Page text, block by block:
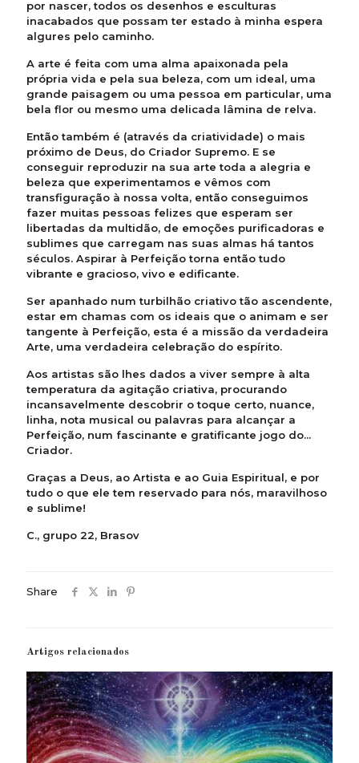
por nascer, todos os desenhos e esculturas
inacabados que possam ter estado à minha espera
algures pelo caminho.
A arte é feita com uma alma apaixonada pela
própria vida e pela sua beleza, com um ideal, uma
grande paisagem ou uma pessoa em particular, uma
bela flor ou mesmo uma delicada lâmina de relva.
Então também é (através da criatividade) o mais
próximo de Deus, do Criador Supremo. E se
conseguir reproduzir na sua arte toda a alegria e
beleza que experimentamos e vêmos com
transfiguração à nossa volta, então conseguimos
fazer muitas pessoas felizes que esperam ser
libertadas da multidão, de emoções purificadoras e
sublimes que carregam nas suas almas há tantos
séculos. Aspirar à Perfeição torna então tudo
vibrante e gracioso, vivo e edificante.
Ser apanhado num turbilhão criativo tão ascendente,
estar em chamas com os ideais que o animam e ser
tangente à Perfeição, esta é a missão da verdadeira
Arte, uma verdadeira celebração do espírito.
Aos artistas são lhes dados a viver sempre à alta
temperatura da agitação criativa, procurando
incansavelmente descobrir o toque certo, nuance,
linha, nota musical ou palavras para alcançar a
Perfeição, num fascinante e gratificante jogo do...
Criador.
Graças a Deus, ao Artista e ao Guia Espiritual, e por
tudo o que ele tem reservado para nós, maravilhoso
e sublime!
C., grupo 22, Brasov
Share
Artigos relacionados